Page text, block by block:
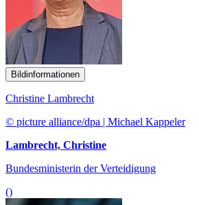
Bildinformationen
Christine Lambrecht
© picture alliance/dpa | Michael Kappeler
Lambrecht, Christine
Bundesministerin der Verteidigung
()